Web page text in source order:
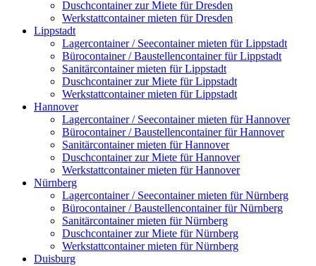
Duschcontainer zur Miete für Dresden
Werkstattcontainer mieten für Dresden
Lippstadt
Lagercontainer / Seecontainer mieten für Lippstadt
Bürocontainer / Baustellencontainer für Lippstadt
Sanitärcontainer mieten für Lippstadt
Duschcontainer zur Miete für Lippstadt
Werkstattcontainer mieten für Lippstadt
Hannover
Lagercontainer / Seecontainer mieten für Hannover
Bürocontainer / Baustellencontainer für Hannover
Sanitärcontainer mieten für Hannover
Duschcontainer zur Miete für Hannover
Werkstattcontainer mieten für Hannover
Nürnberg
Lagercontainer / Seecontainer mieten für Nürnberg
Bürocontainer / Baustellencontainer für Nürnberg
Sanitärcontainer mieten für Nürnberg
Duschcontainer zur Miete für Nürnberg
Werkstattcontainer mieten für Nürnberg
Duisburg